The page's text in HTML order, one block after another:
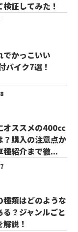
証してみた！
でかっこいい
バイク7選！
オススメの400cc
？購入の注意点か
種紹介まで徹...
種類はどのような
る？ジャンルごと
説！